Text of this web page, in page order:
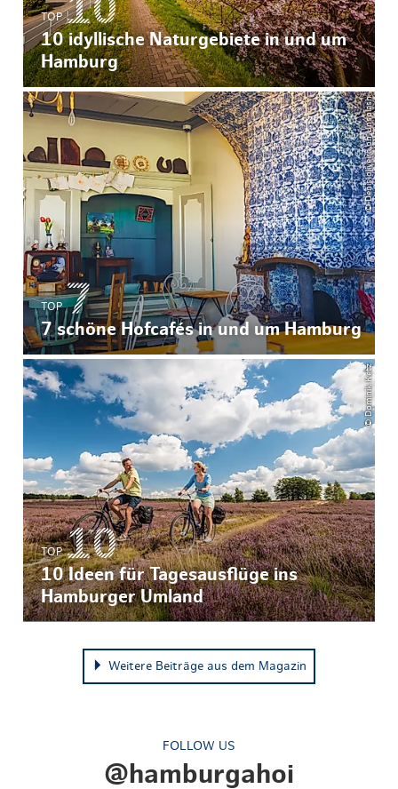
TOP
10 idyllische Naturgebiete in und um
Hamburg
© Denis oliveira on Unsplash
TOP
7 schöne Hofcafés in und um Hamburg
© Dominik Ketz
TOP
10 Ideen für Tagesausflüge ins
Hamburger Umland
Weitere Beiträge aus dem Magazin
FOLLOW US
@hamburgahoi